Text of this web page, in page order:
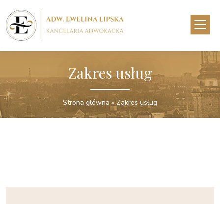
Zakres usług
Strona główna » Zakres usług